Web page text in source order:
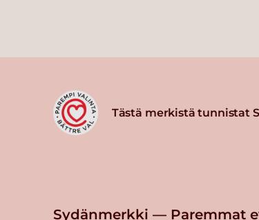
Tästä merkistä tunnistat
Sydänmerkki — Paremmat